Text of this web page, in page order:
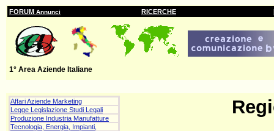
FORUM Annunci RICERCHE
1° Area Aziende Italiane
Affari Aziende Marketing
Legge Legislazione Studi Legali
Produzione Industria Manufatture
Tecnologia, Energia, Impianti,